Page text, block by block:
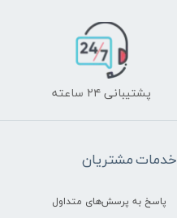
پشتیبانی ۲۴ ساعته
خدمات مشتریان
پاسخ به پرسش‌های متداول